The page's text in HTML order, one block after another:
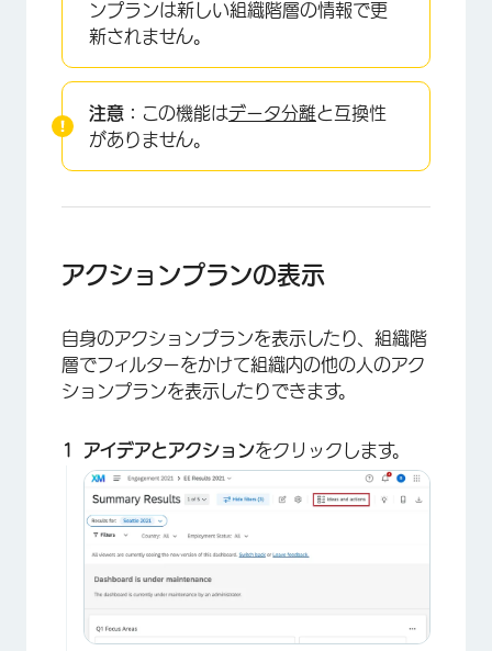
ンプランは新しい組織階層の情報で更
新されません。
注意： この機能はデータ分離と互換性
がありません。
アクションプランの表示
自身のアクションプランを表示したり、組織階
層でフィルターをかけて組織内の他の人のアク
ションプランを表示したりできます。
アイデアとアクションをクリックします。